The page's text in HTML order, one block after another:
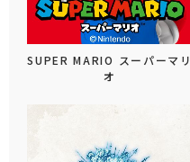
SUPER MARIO スーパーマリ
オ